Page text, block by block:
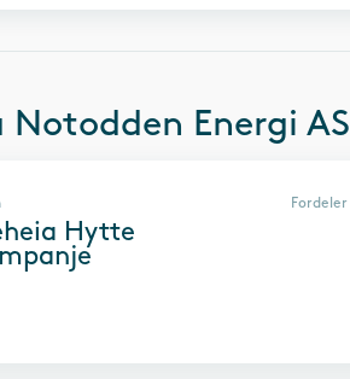
Notodden Energi AS
Hytte
Fordeler